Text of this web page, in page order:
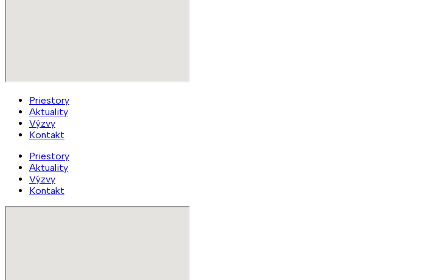
Priestory
Aktuality
Výzvy
Kontakt
Priestory
Aktuality
Výzvy
Kontakt